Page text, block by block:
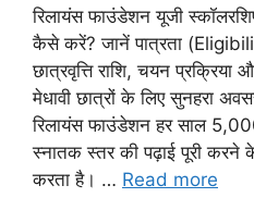
रिलायंस फाउंडेशन यूजी
कैसे करें? जानें पात्रता
छात्रवृत्ति राशि, चयन
मेधावी छात्रों के लिए सुनहरा
रिलायंस फाउंडेशन हर साल
स्नातक स्तर की पढ़ाई पूरी करने के
करता है। … Read more